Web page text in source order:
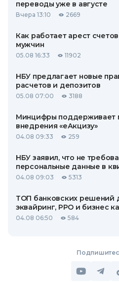
переводы уже в августе
Вчера 13:10 2669
Как работает арест
мужчин
05.08 16:33 11902
НБУ предлагает новые
расчетов и депозитов
05.08 07:00 3188
Минцифры поддерживает
внедрения «еАкцизу»
04.08 09:33 259
НБУ заявил, что не
персональные данные в
04.08 09:03 5313
ТОП банковских решений
эквайринг, РРО и бизнес
04.08 06:50 584